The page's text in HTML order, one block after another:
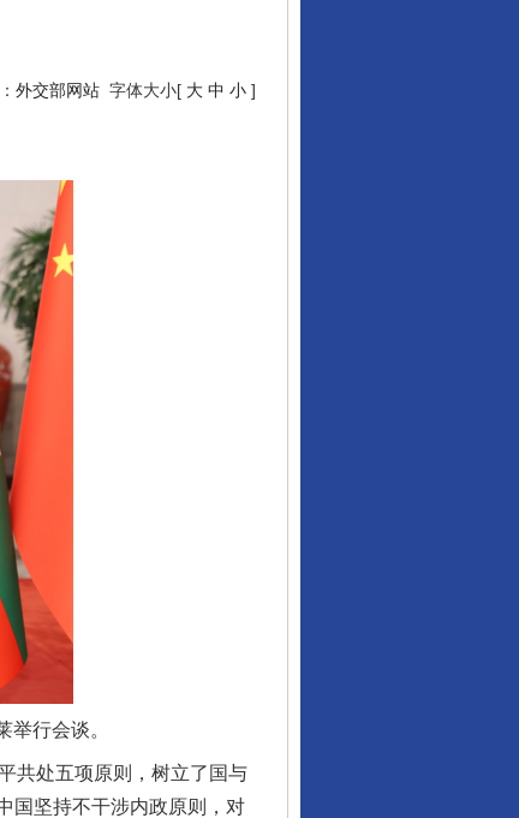
外交部网站 字体大小[ 大 中 小 ]
行会谈。
共处五项原则，树立了国与
国坚持不干涉内政原则，对